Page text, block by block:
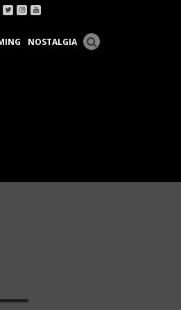
Twitter
Instagram
Youtube
NOSTALGIA